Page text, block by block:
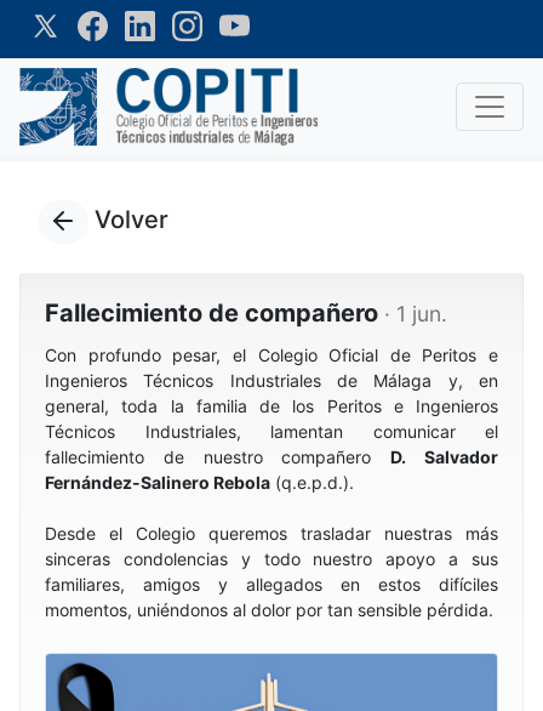
Volver
Fallecimiento de compañero · 1 jun.
Con profundo pesar, el Colegio Oficial de Peritos e
Ingenieros Técnicos Industriales de Málaga y, en
general, toda la familia de los Peritos e Ingenieros
Técnicos Industriales, lamentan comunicar el
fallecimiento de nuestro compañeroD. Salvador
Fernández-Salinero Rebola (q.e.p.d.).
Desde el Colegio queremos trasladar nuestras más
sinceras condolencias y todo nuestro apoyo a sus
familiares, amigos y allegados en estos difíciles
momentos, uniéndonos al dolor por tan sensible pérdida.